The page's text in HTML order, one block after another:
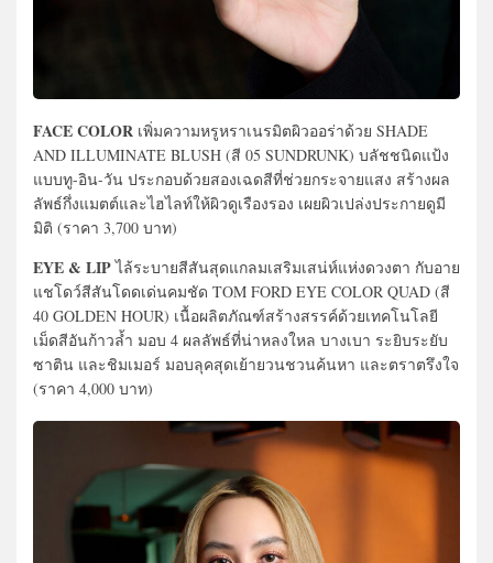
FACE COLOR เพิ่มความหรูหราเนรมิตผิวออร่าด้วย SHADE
AND ILLUMINATE BLUSH (สี 05 SUNDRUNK) บลัชชนิดแป้ง
แบบทู-อิน-วัน ประกอบด้วยสองเฉดสีที่ช่วยกระจายแสง สร้างผล
ลัพธ์กึ่งแมตต์และไฮไลท์ให้ผิวดูเรืองรอง เผยผิวเปล่งประกายดูมี
มิติ (ราคา 3,700 บาท)
EYE & LIPไล้ระบายสีสันสุดแกลมเสริมเสน่ห์แห่งดวงตา กับอาย
แชโดว์สีสันโดดเด่นคมชัด TOM FORD EYE COLOR QUAD (สี
40 GOLDEN HOUR) เนื้อผลิตภัณฑ์สร้างสรรค์ด้วยเทคโนโลยี
เม็ดสีอันก้าวล้ำ มอบ 4 ผลลัพธ์ที่น่าหลงใหล บางเบา ระยิบระยับ
ซาติน และชิมเมอร์ มอบลุคสุดเย้ายวนชวนค้นหา และตราตรึงใจ
(ราคา 4,000 บาท)